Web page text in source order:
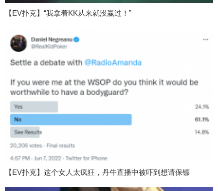
【EV扑克】“我拿着KK从来就没赢过！”
【EV扑克】这个女人太疯狂，丹牛直播中被吓到想请保镖